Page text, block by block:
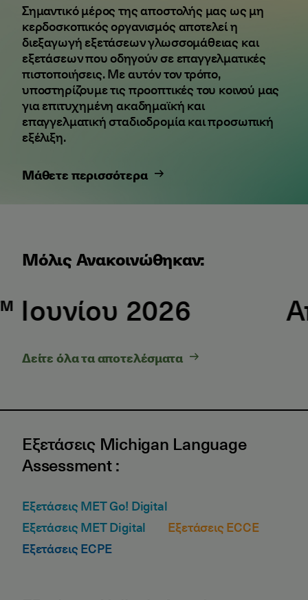
Σημαντικό μέρος της αποστολής μας ως μη
κερδοσκοπικός οργανισμός αποτελεί η
διεξαγωγή εξετάσεων γλωσσομάθειας και
εξετάσεων που οδηγούν σε επαγγελματικές
πιστοποιήσεις. Με αυτόν τον τρόπο,
υποστηρίζουμε τις προοπτικές του κοινού μας
για επιτυχημένη ακαδημαϊκή και
επαγγελματική σταδιοδρομία και προσωπική
εξέλιξη.
Μάθετε περισσότερα
Μόλις Ανακοινώθηκαν:
2026
Δείτε όλα τα αποτελέσματα
Εξετάσεις Michigan Language
Assessment :
Εξετάσεις MET Go! Digital
Εξετάσεις MET Digital
Εξετάσεις ECCE
Εξετάσεις ECPE